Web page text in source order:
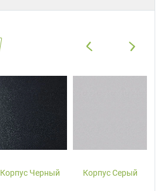
Корпус Черный Корпус Серый